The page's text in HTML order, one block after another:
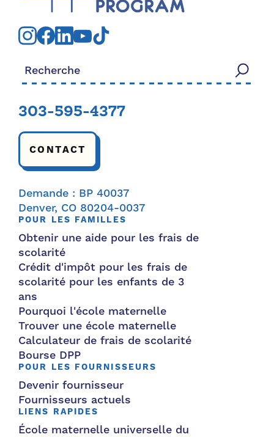
Rechercher:
303-595-4377
CONTACT
Demande : BP 40037
Denver, CO 80204-0037
POUR LES FAMILLES
Obtenir une aide pour les frais de
scolarité
Crédit d'impôt pour les frais de
scolarité pour les enfants de 3
ans
Pourquoi l'école maternelle
Trouver une école maternelle
Calculateur de frais de scolarité
Bourse DPP
POUR LES FOURNISSEURS
Devenir fournisseur
Fournisseurs actuels
LIENS RAPIDES
École maternelle universelle du